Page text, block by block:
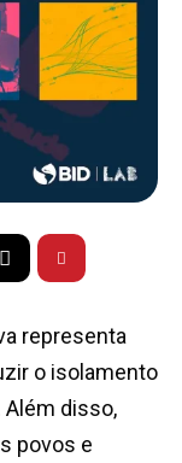
representa
o isolamento
disso,
povos e